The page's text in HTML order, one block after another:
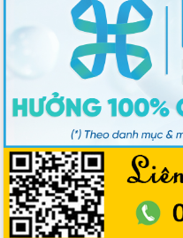
hai con số trong năm 2026
Tổ chức trang trọng Lễ hội Đền thờ
Lương Văn Chánh năm 2026
Phó Bí thư Tỉnh ủy Đắk Lắk Đỗ Hữu
Nhân dân tỉnh
Bệnh án điện tử thúc đẩy chuyển đổi
số y tế tại Đắk Lắk
Chuyển đổi số thư viện: Mở rộng
không gian tri thức trong thời đại số
Đánh giá, rút kinh nghiệm công tác tổ
chức diễn tập trước ngày bầu cử